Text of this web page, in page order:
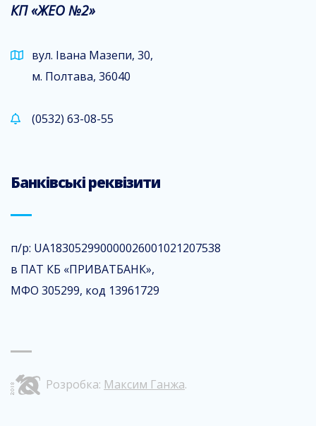
КП «ЖЕО №2»
вул. Івана Мазепи, 30,
м. Полтава, 36040
(0532) 63-08-55
Банківські реквізити
п/р: UA183052990000026001021207538
в ПАТ КБ «ПРИВАТБАНК»,
МФО 305299, код 13961729
Розробка: Максим Ганжа.